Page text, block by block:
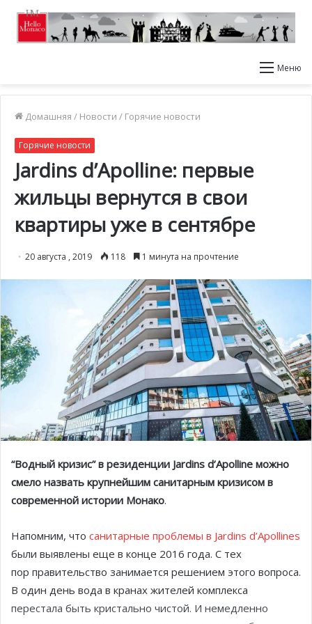
Меню
Домашняя / Новости / Горячие новости
Горячие новости
Jardins d’Apolline: первые
жильцы вернутся в свои
квартиры уже в сентябре
20 августа , 2019 118 1 минута на прочтение
“Водный кризис” в резиденции Jardins d’Apolline можно
смело назвать крупнейшим санитарным кризисом в
современной истории Монако.
Напомним, что санитарные проблемы в Jardins d’Apollines
были выявлены еще в конце 2016 года. С тех
пор правительство занимается решением этого вопроса.
В один день вода в кранах жителей комплекса
перестала быть кристально чистой. И немедленно